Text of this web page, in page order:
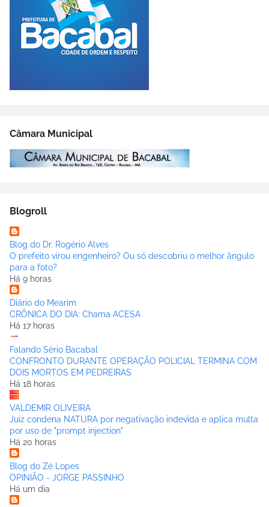
Câmara Municipal
Blogroll
Blog do Dr. Rogério Alves
O prefeito virou engenheiro? Ou só descobriu o melhor ângulo
para a foto?
Há 9 horas
Diário do Mearim
CRÔNICA DO DIA: Chama ACESA
Há 17 horas
Falando Sério Bacabal
CONFRONTO DURANTE OPERAÇÃO POLICIAL TERMINA COM
DOIS MORTOS EM PEDREIRAS
Há 18 horas
VALDEMIR OLIVEIRA
Juiz condena NATURA por negativação indevida e aplica multa
por uso de "prompt injection"
Há 20 horas
Blog do Zé Lopes
OPINIÃO - JORGE PASSINHO
Há um dia